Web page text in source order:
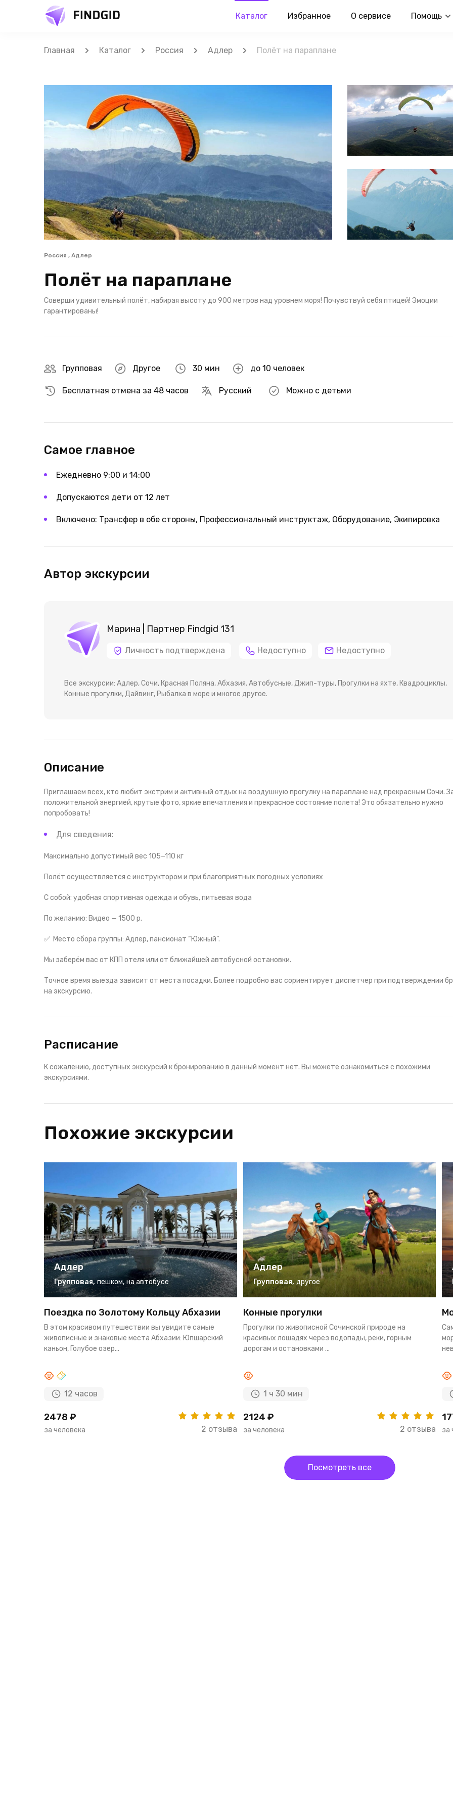
Каталог Избранное О сервисе Помощь
Главная Каталог Россия Адлер Полёт на параплане
Россия , Адлер
Полёт на параплане
Соверши удивительный полёт, набирая высоту до 900 метров над уровнем моря! Почувствуй себя птицей! Эмоции
гарантированы!
Групповая Другое 30 мин до 10 человек
Бесплатная отмена за 48 часов Русский Можно с детьми
Самое главное
Ежедневно 9:00 и 14:00
Допускаются дети от 12 лет
Включено: Трансфер в обе стороны, ‌Профессиональный инструктаж, ‌Оборудование, Экипировка
Автор экскурсии
Марина | Партнер Findgid 131
Личность подтверждена Недоступно Недоступно
Все экскурсии: Адлер, Сочи, Красная Поляна, Абхазия. Автобусные, Джип-туры, Прогулки на яхте, Квадроциклы,
Конные прогулки, Дайвинг, Рыбалка в море и многое другое.
Описание
Приглашаем всех, кто любит экстрим и активный отдых на воздушную прогулку на параплане над прекрасным Сочи.
положительной энергией, крутые фото, яркие впечатления и прекрасное состояние полета! Это обязательно нужно
попробовать!
Для сведения:
Максимально допустимый вес 105−110 кг
‌Полёт осуществляется с инструктором и при благоприятных погодных условиях
‌С собой: удобная спортивная одежда и обувь, питьевая вода
По желанию:‌ Видео — 1500 р.
‌✅ Место сбора группы: Адлер, пансионат “Южный”.
Мы заберём вас от КПП отеля или от ближайшей автобусной остановки.
Точное время выезда зависит от места посадки. Более подробно вас сориентирует диспетчер при подтверждении
на экскурсию.
Расписание
К сожалению, доступных экскурсий к бронированию в данный момент нет. Вы можете ознакомиться с похожими
экскурсиями.
Похожие экскурсии
Адлер
Групповая, пешком, на автобусе
Поездка по Золотому Кольцу Абхазии
В этом красивом путешествии вы увидите самые
живописные и знаковые места Абхазии: Юпшарский
каньон, Голубое озер...
12 часов
2478 ₽
за человека 2 отзыва
Адлер
Групповая, другое
Конные прогулки
Прогулки по живописной Сочинской природе на
красивых лошадях через водопады, реки, горным
дорогам и остановками ...
1 ч 30 мин
2124 ₽
за человека 2 отзыва за
Посмотреть все